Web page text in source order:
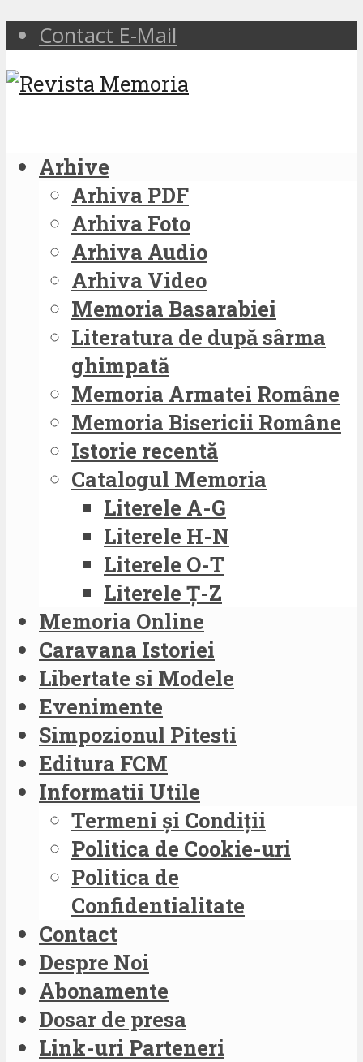
Contact E-Mail
Arhive
Arhiva PDF
Arhiva Foto
Arhiva Audio
Arhiva Video
Memoria Basarabiei
Literatura de după sârma
ghimpată
Memoria Armatei Române
Memoria Bisericii Române
Istorie recentă
Catalogul Memoria
Literele A-G
Literele H-N
Literele O-T
Literele Ț-Z
Memoria Online
Caravana Istoriei
Libertate si Modele
Evenimente
Simpozionul Pitesti
Editura FCM
Informatii Utile
Termeni și Condiții
Politica de Cookie-uri
Politica de
Confidentialitate
Contact
Despre Noi
Abonamente
Dosar de presa
Link-uri Parteneri